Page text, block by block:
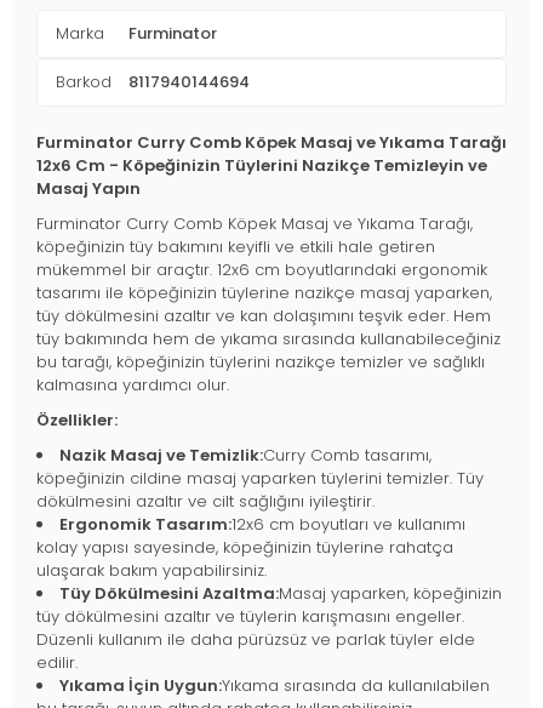
Marka Furminator
Barkod 8117940144694
Furminator Curry Comb Köpek Masaj ve Yıkama Tarağı
12x6 Cm - Köpeğinizin Tüylerini Nazikçe Temizleyin ve
Masaj Yapın
Furminator Curry Comb Köpek Masaj ve Yıkama Tarağı,
köpeğinizin tüy bakımını keyifli ve etkili hale getiren
mükemmel bir araçtır. 12x6 cm boyutlarındaki ergonomik
tasarımı ile köpeğinizin tüylerine nazikçe masaj yaparken,
tüy dökülmesini azaltır ve kan dolaşımını teşvik eder. Hem
tüy bakımında hem de yıkama sırasında kullanabileceğiniz
bu tarağı, köpeğinizin tüylerini nazikçe temizler ve sağlıklı
kalmasına yardımcı olur.
Özellikler:
Nazik Masaj ve Temizlik:Curry Comb tasarımı,
köpeğinizin cildine masaj yaparken tüylerini temizler. Tüy
dökülmesini azaltır ve cilt sağlığını iyileştirir.
Ergonomik Tasarım:12x6 cm boyutları ve kullanımı
kolay yapısı sayesinde, köpeğinizin tüylerine rahatça
ulaşarak bakım yapabilirsiniz.
Tüy Dökülmesini Azaltma:Masaj yaparken, köpeğinizin
tüy dökülmesini azaltır ve tüylerin karışmasını engeller.
Düzenli kullanım ile daha pürüzsüz ve parlak tüyler elde
edilir.
Yıkama İçin Uygun:Yıkama sırasında da kullanılabilen